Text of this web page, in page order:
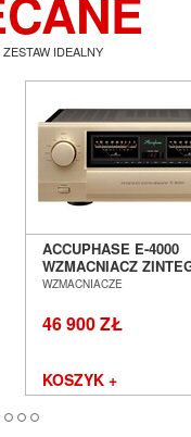
IDEALNY
ACCUPHASE E-4000
WZMACNIACZ
SALON POZNAŃ
WZMACNIACZE
46 900 ZŁ
KOSZYK +